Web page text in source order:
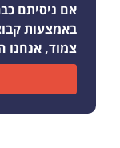
אם ניסיתם
באמצעות
צמוד, אנחנו